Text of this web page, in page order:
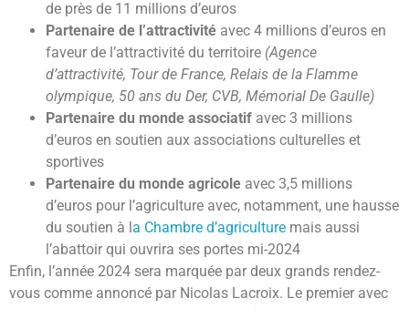
de près de 11 millions d’euros
Partenaire de l’attractivité avec 4 millions d’euros en
faveur de l’attractivité du territoire (Agence
d’attractivité, Tour de France, Relais de la Flamme
olympique, 50 ans du Der, CVB, Mémorial De Gaulle)
Partenaire du monde associatif avec 3 millions
d’euros en soutien aux associations culturelles et
sportives
Partenaire du monde agricole avec 3,5 millions
d’euros pour l’agriculture avec, notamment, une hausse
du soutien à la Chambre d’agriculture mais aussi
l’abattoir qui ouvrira ses portes mi-2024
Enfin, l’année 2024 sera marquée par deux grands rendez-
vous comme annoncé par Nicolas Lacroix. Le premier avec